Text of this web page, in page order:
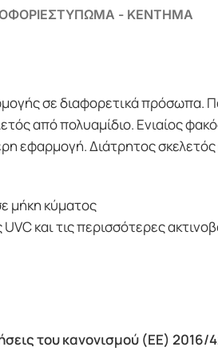
ΤΥΠΩΜΑ - ΚΕΝΤΗΜΑ
σε διαφορετικά πρόσωπα.
από πολυαμίδιο. Ενιαίος
εφαρμογή. Διάτρητος
μήκη κύματος
και τις περισσότερες
του κανονισμού (ΕΕ) 2016/